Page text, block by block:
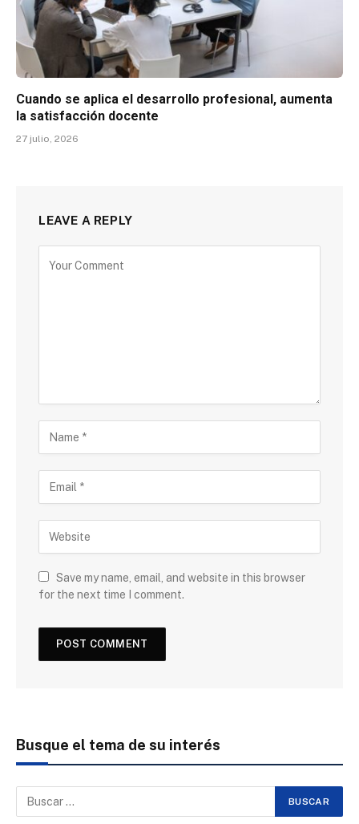
Cuando se aplica el desarrollo profesional, aumenta
la satisfacción docente
27 julio, 2026
LEAVE A REPLY
Save my name, email, and website in this browser
for the next time I comment.
Busque el tema de su interés